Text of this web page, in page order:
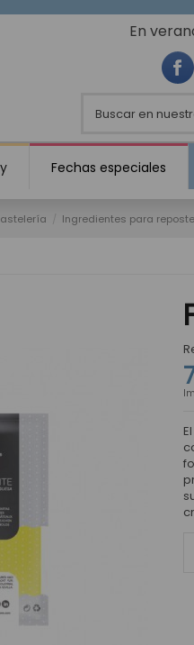
En
Fechas especiales
Ingredientes para
El